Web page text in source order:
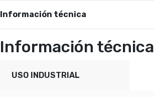
Información técnica
Información técnica
USO INDUSTRIAL